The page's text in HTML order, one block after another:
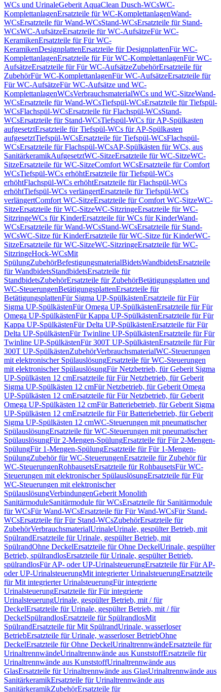
WCs und UrinaleGeberit AquaClean Dusch-WCsWC-
KomplettanlagenErsatzteile für WC-KomplettanlagenWand-
WCsErsatzteile für Wand-WCsStand-WCsErsatzteile für Stand-
WCsWC-AufsätzeErsatzteile für WC-AufsätzeFür WC-
KeramikenErsatzteile für Für WC-
KeramikenDesignplattenErsatzteile für DesignplattenFür WC-
KomplettanlagenErsatzteile für Für WC-KomplettanlagenFür WC-
AufsätzeErsatzteile für Für WC-AufsätzeZubehörErsatzteile für
ZubehörFür WC-KomplettanlagenFür WC-AufsätzeErsatzteile für
Für WC-AufsätzeFür WC-Aufsätze und WC-
KomplettanlagenWCsVerbrauchsmaterialWCs und WC-SitzeWand-
WCsErsatzteile für Wand-WCsTiefspül-WCsErsatzteile für Tiefspül-
WCsFlachspül-WCsErsatzteile für Flachspül-WCsStand-
WCsErsatzteile für Stand-WCsTiefspül-WCs für AP-Spülkasten
aufgesetztErsatzteile für Tiefspül-WCs für AP-Spülkasten
aufgesetztTiefspül-WCsErsatzteile für Tiefspül-WCsFlachspül-
WCsErsatzteile für Flachspül-WCsAP-Spülkästen für WCs, aus
SanitärkeramikAufgesetztWC-SitzeErsatzteile für WC-SitzeWC-
SitzeErsatzteile für WC-SitzeComfort WCsErsatzteile für Comfort
WCsTiefspül-WCs erhöhtErsatzteile für Tiefspül-WCs
erhöhtFlachspül-WCs erhöhtErsatzteile für Flachspül-WCs
erhöhtTiefspül-WCs verlängertErsatzteile für Tiefspül-WCs
verlängertComfort WC-SitzeErsatzteile für Comfort WC-SitzeWC-
SitzeErsatzteile für WC-SitzeWC-SitzringeErsatzteile für WC-
SitzringeWCs für KinderErsatzteile für WCs für KinderWand-
WCsErsatzteile für Wand-WCsStand-WCsErsatzteile für Stand-
WCsWC-Sitze für KinderErsatzteile für WC-Sitze für KinderWC-
SitzeErsatzteile für WC-SitzeWC-SitzringeErsatzteile für WC-
SitzringeHock-WCsMit
SpülungZubehörBefestigungsmaterialBidetsWandbidetsErsatzteile
für WandbidetsStandbidetsErsatzteile für
StandbidetsZubehörErsatzteile für ZubehörBetätigungsplatten und
WC-SteuerungenBetätigungsplattenErsatzteile für
BetätigungsplattenFür Sigma UP-SpülkästenErsatzteile für Für
Sigma UP-SpülkästenFür Omega UP-SpülkästenErsatzteile für Für
Omega UP-SpülkästenFür Kappa UP-SpülkästenErsatzteile für Für
Kappa UP-SpülkästenFür Delta UP-SpülkästenErsatzteile für Für
Delta UP-SpülkästenFür Twinline UP-SpülkästenErsatzteile für Für
Twinline UP-SpülkästenFür 300T UP-SpülkästenErsatzteile für Für
300T UP-SpülkästenZubehörVerbrauchsmaterialWC-Steuerungen
mit elektronischer SpülauslösungErsatzteile für WC-Steuerungen
mit elektronischer SpülauslösungFür Netzbetrieb, für Geberit Sigma
UP-Spülkästen 12 cmErsatzteile für Für Netzbetrieb, für Geberit
Sigma UP-Spülkästen 12 cmFür Netzbetrieb, für Geberit Omega
UP-Spülkästen 12 cmErsatzteile für Für Netzbetrieb, für Geberit
Omega UP-Spülkästen 12 cmFür Batteriebetrieb, für Geberit Sigma
UP-Spülkästen 12 cmErsatzteile für Für Batteriebetrieb, für Geberit
Sigma UP-Spülkästen 12 cmWC-Steuerungen mit pneumatischer
SpülauslösungErsatzteile für WC-Steuerungen mit pneumatischer
SpülauslösungFür 2-Mengen-SpülungErsatzteile für Für 2-Mengen-
SpülungFür 1-Mengen-SpülungErsatzteile für Für 1-Mengen-
SpülungZubehör für WC-SteuerungenErsatzteile für Zubehör für
WC-SteuerungenRohbausetsErsatzteile für RohbausetsFür WC-
Steuerungen mit elektronischer SpülauslösungErsatzteile für Für
WC-Steuerungen mit elektronischer
SpülauslösungVerbindungenGeberit Monolith
SanitärmoduleSanitärmodule für WCsErsatzteile für Sanitärmodule
für WCsFür Wand-WCsErsatzteile für Für Wand-WCsFür Stand-
WCsErsatzteile für Für Stand-WCsZubehörErsatzteile für
ZubehörVerbrauchsmaterialUrinaleUrinale, gespülter Betrieb, mit
SpülrandErsatzteile für Urinale, gespülter Betrieb, mit
SpülrandOhne DeckelErsatzteile für Ohne DeckelUrinale, gespülter
Betrieb, spülrandlosErsatzteile für Urinale, gespülter Betrieb,
spülrandlosFür AP- oder UP-UrinalsteuerungErsatzteile für Für AP-
oder UP-UrinalsteuerungMit integrierter UrinalsteuerungErsatzteile
für Mit integrierter UrinalsteuerungFür integrierte
UrinalsteuerungErsatzteile für Für integrierte
UrinalsteuerungUrinale, gespülter Betrieb, mit / für
DeckelErsatzteile für Urinale, gespülter Betrieb, mit / für
DeckelSpülrandlosErsatzteile für SpülrandlosMit
SpülrandErsatzteile für Mit SpülrandUrinale, wasserloser
BetriebErsatzteile für Urinale, wasserloser BetriebOhne
DeckelErsatzteile für Ohne DeckelUrinaltrennwändeErsatzteile für
UrinaltrennwändeUrinaltrennwände aus KunststoffErsatzteile für
Urinaltrennwände aus KunststoffUrinaltrennwände aus
GlasErsatzteile für Urinaltrennwände aus GlasUrinaltrennwände aus
SanitärkeramikErsatzteile für Urinaltrennwände aus
SanitärkeramikZubehörErsatzteile für